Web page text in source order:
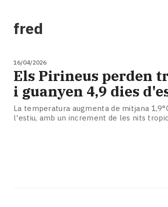
Cultura
tant!
TV
i
mitjans
El
temps
fred
16/04/2026
Els Pirineus perden
i guanyen 4,9 dies
La temperatura augmenta de mitjana
l'estiu, amb un increment de les nits